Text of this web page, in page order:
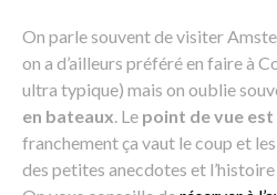
On parle souvent de visiter
on a d’ailleurs préféré en faire à
ultra typique) mais on oublie
en bateaux. Le point de vue
franchement ça vaut le coup et
des petites anecdotes et